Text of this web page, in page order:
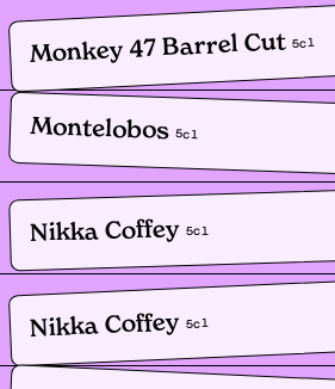
Monkey 47 Barrel Cut 5cl
Montelobos 5cl
Nikka Coffey 5cl
Nikka Coffey 5cl